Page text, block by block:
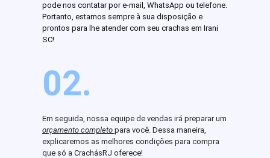
pode nos contatar por e-mail, WhatsApp ou telefone.
Portanto, estamos sempre à sua disposição e
prontos para lhe atender com seu crachas em Irani
SC!
02.
Em seguida, nossa equipe de vendas irá preparar um
orçamento completo para você. Dessa maneira,
explicaremos as melhores condições para compra
que só a CrachásRJ oferece!